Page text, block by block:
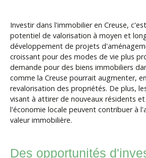
Investir dans l'immobilier en Creuse,
potentiel de valorisation à moyen et
développement de projets
croissant pour des modes de vie plus
demande pour des biens immobiliers
comme la Creuse pourrait augmenter,
revalorisation des propriétés. De plus,
visant à attirer de nouveaux résidents
l'économie locale peuvent contribuer à
valeur immobilière.
Des opportunités